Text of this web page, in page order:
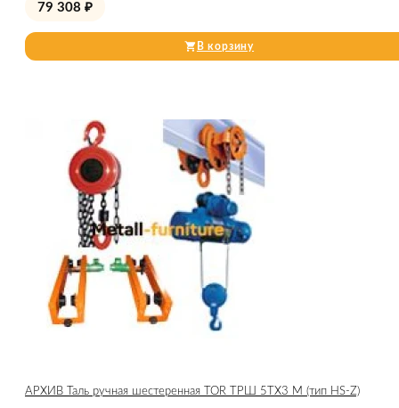
79 308 ₽
В корзину
АРХИВ Таль ручная шестеренная TOR ТРШ 5ТХ3 М (тип HS-Z)